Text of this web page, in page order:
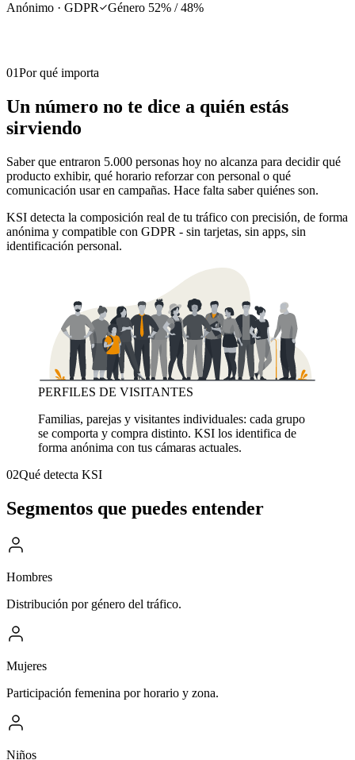
Anónimo · GDPR Género 52% / 48%
01Por qué importa
Un número no te dice a quién estás
sirviendo
Saber que entraron 5.000 personas hoy no alcanza para decidir qué
producto exhibir, qué horario reforzar con personal o qué
comunicación usar en campañas. Hace falta saber quiénes son.
KSI detecta la composición real de tu tráfico con precisión, de forma
anónima y compatible con GDPR - sin tarjetas, sin apps, sin
identificación personal.
PERFILES DE VISITANTES
Familias, parejas y visitantes individuales: cada grupo
se comporta y compra distinto. KSI los identifica de
forma anónima con tus cámaras actuales.
02Qué detecta KSI
Segmentos que puedes entender
Hombres
Distribución por género del tráfico.
Mujeres
Participación femenina por horario y zona.
Niños